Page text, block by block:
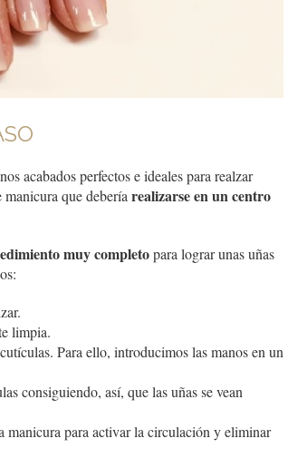
acabados perfectos e ideales para realzar
que deberíarealizarse en un centro
muy completopara lograr unas uñas
limpia.
Para ello, introducimos las manos en un
consiguiendo, así, que las uñas se vean
manicura para activar la circulación y eliminar